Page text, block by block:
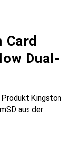
Card
Dual-
Produkt Kingston
aus der